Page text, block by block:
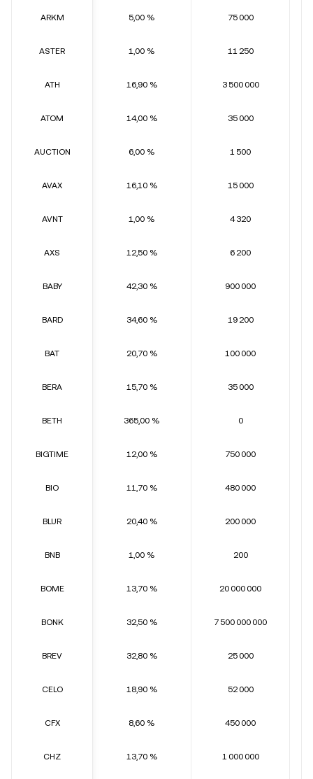
ARKM
ASTER
ATH
ATOM
AUCTION
AVAX
AVNT
AXS
BABY
BARD
BAT
BERA
BETH
BIGTIME
BIO
BLUR
BNB
BOME
BONK
BREV
CELO
CFX
CHZ
5,00 % 75 000
1,00 % 11 250
16,90 % 3 500 000
14,00 % 35 000
6,00 % 1 500
16,10 % 15 000
1,00 % 4 320
12,50 % 6 200
42,30 % 900 000
34,60 % 19 200
20,70 % 100 000
15,70 % 35 000
365,00 % 0
12,00 % 750 000
11,70 % 480 000
20,40 % 200 000
1,00 % 200
13,70 % 20 000 000
32,50 % 7 500 000 000
32,80 % 25 000
18,90 % 52 000
8,60 % 450 000
13,70 % 1 000 000